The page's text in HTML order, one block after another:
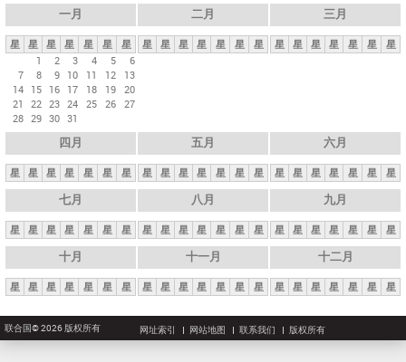
一月
星 星 星 星 星 星
星
1
2 3 4 5
6
7
8 9 10 11 12
13
14 15 16 17 18 19 20
21
22 23 24 25 26 27
28 29 30 31
二月
星 星 星 星 星 星 星
三月
星 星 星 星 星 星 星
四月
星 星 星 星 星 星 星
五月
星 星 星 星 星 星 星
六月
星 星 星 星 星 星 星
七月
星 星 星 星 星 星 星
八月
星 星 星 星 星 星 星
九月
星 星 星 星 星 星 星
十月
星 星 星 星 星 星 星
十一月
星 星 星 星 星 星 星
十二月
星 星 星 星 星 星 星
联合国© 2026 版权所有 网址索引 网站地图 联系我们 版权所有